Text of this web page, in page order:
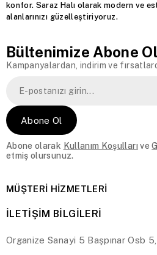
konfor. Saraz Halı olarak modern ve
alanlarınızı güzelleştiriyoruz.
Bültenimize Abone
Kampanyalardan, indirim ve
Abone Ol
Abone olarak Kullanım Koşullarıve
etmiş olursunuz.
MÜŞTERİ HİZMETLERİ
İLETİŞİM BİLGİLERİ
Organize Sanayi 5 Başpınar Osb